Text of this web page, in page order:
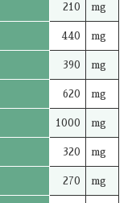
210 mg
440 mg
390 mg
620 mg
1000 mg
320 mg
270 mg